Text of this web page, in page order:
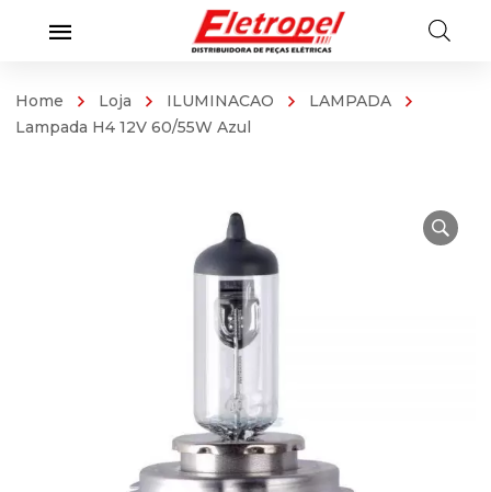
Home Loja ILUMINACAO
LAMPADA
Lampada H4 12V 60/55W Azul